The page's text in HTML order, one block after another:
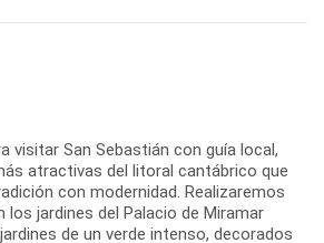
visitar San Sebastián con guía local,
atractivas del litoral cantábrico que
con modernidad. Realizaremos
los jardines del Palacio de Miramar
de un verde intenso, decorados